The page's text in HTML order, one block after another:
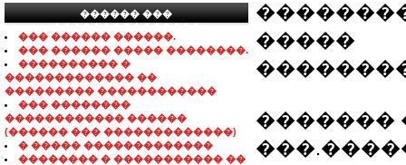
������ ���
���������������
��� ������ ������.
��� ������ ����� ��������.
���������� �
������������� ��
��������� ������������
��� ��������
������������ ������
(������ ��� �������������)
� ����� �������������
�������� � ����������� ��
�����
�������